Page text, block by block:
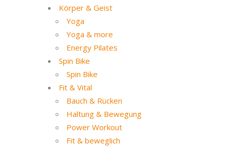
Körper & Geist
Yoga
Yoga & more
Energy Pilates
Spin Bike
Spin Bike
Fit & Vital
Bauch & Rücken
Haltung & Bewegung
Power Workout
Fit & beweglich